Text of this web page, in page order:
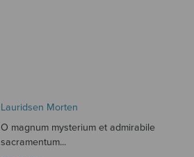
Lauridsen Morten
O magnum mysterium et admirabile
sacramentum...